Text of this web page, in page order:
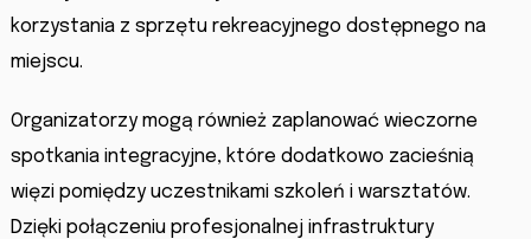
korzystania z sprzętu rekreacyjnego dostępnego na
miejscu.
Organizatorzy mogą również zaplanować wieczorne
spotkania integracyjne, które dodatkowo zacieśnią
więzi pomiędzy uczestnikami szkoleń i warsztatów.
Dzięki połączeniu profesjonalnej infrastruktury